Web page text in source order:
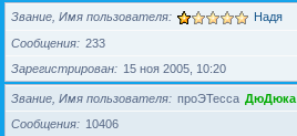
Звание, Имя пользователя Надя
Сообщения
233
Зарегистрирован
15 ноя 2005, 10:20
Звание, Имя пользователя проЭТесса ДюДюка
Сообщения
10406